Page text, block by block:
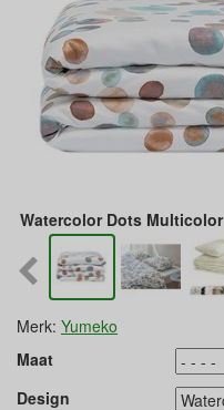
Watercolor Dots Multicolor
Merk: Yumeko
Maat
Design